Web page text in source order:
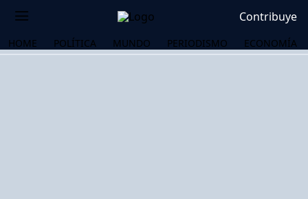
Contribuye
HOME POLÍTICA MUNDO PERIODISMO ECONOMÍA